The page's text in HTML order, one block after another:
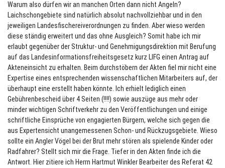
Warum also dürfen wir an manchen Orten dann nicht Angeln?
Laichschongebiete sind natürlich absolut nachvollziehbar und in den
jeweiligen Landesfischereiverordnungen zu finden. Aber wieso werden
diese ständig erweitert und das ohne Ausgleich? Somit habe ich mir
erlaubt gegenüber der Struktur- und Genehmigungsdirektion mit Berufung
auf das Landesinformationsfreiheitsgesetz kurz LIFG einen Antrag auf
Akteneinsicht zu erhalten. Beim durchstöbern der Akten fiel mir nicht eine
Expertise eines entsprechenden wissenschaftlichen Mitarbeiters auf, der
überhaupt eine erstellt haben könnte. Ich erhielt lediglich einen
Gebührenbescheid über 4 Seiten (!!!!) sowie auszüge aus mehr oder
minder wichtigen Schriftverkehr zu den Veröffentlichungen und einige
schriftliche Einsprüche von engagierten Bürgern, welche sich gegen die
aus Expertensicht unangemessenen Schon- und Rückzugsgebiete. Wieso
sollte ein Angler Vögel bei der Brut mehr stören als spielende Kinder oder
Radfahrer? Stellt sich mir die Frage. Tiefer in den Akten finde ich die
Antwort. Hier zitiere ich Herrn Hartmut Winkler Bearbeiter des Referat 42